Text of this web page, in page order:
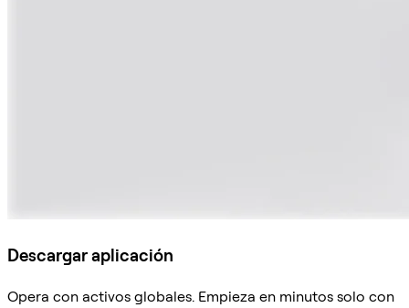
Descargar aplicación
Opera con activos globales. Empieza en minutos solo con